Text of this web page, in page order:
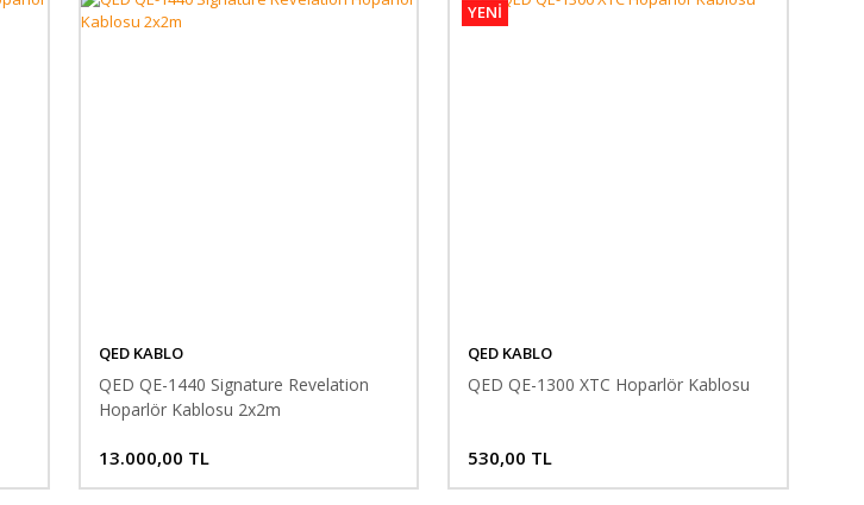
QED KABLO
QED QE-1440 Signature Revelation
Hoparlör Kablosu 2x2m
13.000,00 TL
YENİ
QED KABLO
QED QE-1300 XTC Hoparlör Kablosu
530,00 TL